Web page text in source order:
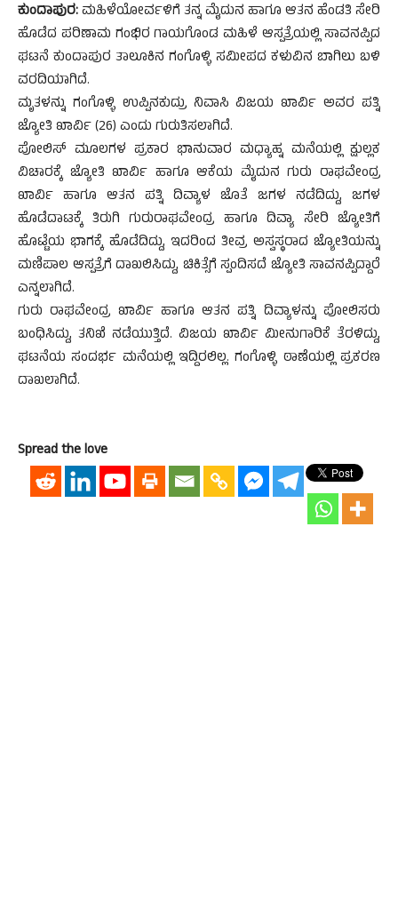
ಕುಂದಾಪುರ:ಮಹಿಳೆಯೋರ್ವಳಿಗೆ ತನ್ನ ಮೈದುನ ಹಾಗೂ ಆತನ ಹೆಂಡತಿ ಸೇರಿ
ಹೊಡೆದ ಪರಿಣಾಮ ಗಂಭಿರ ಗಾಯಗೊಂಡ ಮಹಿಳೆ ಆಸ್ಪತ್ರೆಯಲ್ಲಿ ಸಾವನಪ್ಪಿದ
ಘಟನೆ ಕುಂದಾಪುರ ತಾಲೂಕಿನ ಗಂಗೊಳ್ಳಿ ಸಮೀಪದ ಕಳುವಿನ ಬಾಗಿಲು ಬಳಿ
ವರದಿಯಾಗಿದೆ.
ಮೃತಳನ್ನು ಗಂಗೊಳ್ಳಿ ಉಪ್ಪಿನಕುದ್ರು ನಿವಾಸಿ ವಿಜಯ ಖಾರ್ವಿ ಅವರ ಪತ್ನಿ
ಜ್ಯೋತಿ ಖಾರ್ವಿ (26) ಎಂದು ಗುರುತಿಸಲಾಗಿದೆ.
ಪೋಲಿಸ್ ಮೂಲಗಳ ಪ್ರಕಾರ ಭಾನುವಾರ ಮಧ್ಯಾಹ್ನ ಮನೆಯಲ್ಲಿ ಕ್ಷುಲ್ಲಕ
ವಿಚಾರಕ್ಕೆ ಜ್ಯೋತಿ ಖಾರ್ವಿ ಹಾಗೂ ಆಕೆಯ ಮೈದುನ ಗುರು ರಾಘವೇಂದ್ರ
ಖಾರ್ವಿ ಹಾಗೂ ಆತನ ಪತ್ನಿ ದಿವ್ಯಾಳ ಜೊತೆ ಜಗಳ ನಡೆದಿದ್ದು, ಜಗಳ
ಹೊಡೆದಾಟಕ್ಕೆ ತಿರುಗಿ ಗುರುರಾಘವೇಂದ್ರ ಹಾಗೂ ದಿವ್ಯಾ ಸೇರಿ ಜ್ಯೋತಿಗೆ
ಹೊಟ್ಟೆಯ ಭಾಗಕ್ಕೆ ಹೊಡೆದಿದ್ದು, ಇದರಿಂದ ತೀವ್ರ ಅಸ್ವಸ್ಥರಾದ ಜ್ಯೋತಿಯನ್ನು
ಮಣಿಪಾಲ ಆಸ್ಪತ್ರೆಗೆ ದಾಖಲಿಸಿದ್ದು, ಚಿಕಿತ್ಸೆಗೆ ಸ್ಪಂದಿಸದೆ ಜ್ಯೋತಿ ಸಾವನಪ್ಪಿದ್ದಾರೆ
ಎನ್ನಲಾಗಿದೆ.
ಗುರು ರಾಘವೇಂದ್ರ ಖಾರ್ವಿ ಹಾಗೂ ಆತನ ಪತ್ನಿ ದಿವ್ಯಾಳನ್ನು ಪೋಲಿಸರು
ಬಂಧಿಸಿದ್ದು, ತನಿಖೆ ನಡೆಯುತ್ತಿದೆ. ವಿಜಯ ಖಾರ್ವಿ ಮೀನುಗಾರಿಕೆ ತೆರಳಿದ್ದು,
ಘಟನೆಯ ಸಂದರ್ಭ ಮನೆಯಲ್ಲಿ ಇದ್ದಿರಲಿಲ್ಲ. ಗಂಗೊಳ್ಳಿ ಠಾಣೆಯಲ್ಲಿ ಪ್ರಕರಣ
ದಾಖಲಾಗಿದೆ.
Spread the love